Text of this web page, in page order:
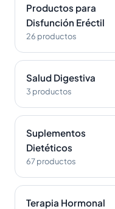
Productos para
Disfunción Eréctil
26 productos
Salud Digestiva
3 productos
Suplementos
Dietéticos
67 productos
Terapia Hormonal